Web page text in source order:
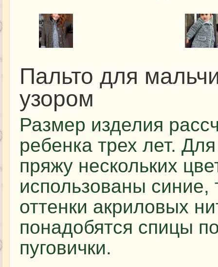
Пальто для
узором
Размер изделия
ребенка трех лет.
пряжу нескольких
использованы
оттенки акриловых
понадобятся спицы
пуговички.